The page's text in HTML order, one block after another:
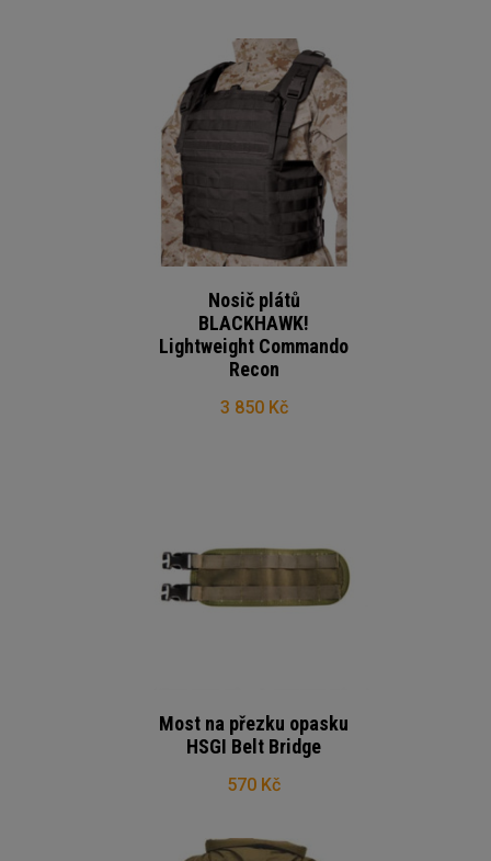
Nosič plátů
BLACKHAWK!
Lightweight Commando
Recon
3 850 Kč
Most na přezku opasku
HSGI Belt Bridge
570 Kč